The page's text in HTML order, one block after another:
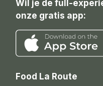
Wil je de full-
onze gratis app:
Food La Route